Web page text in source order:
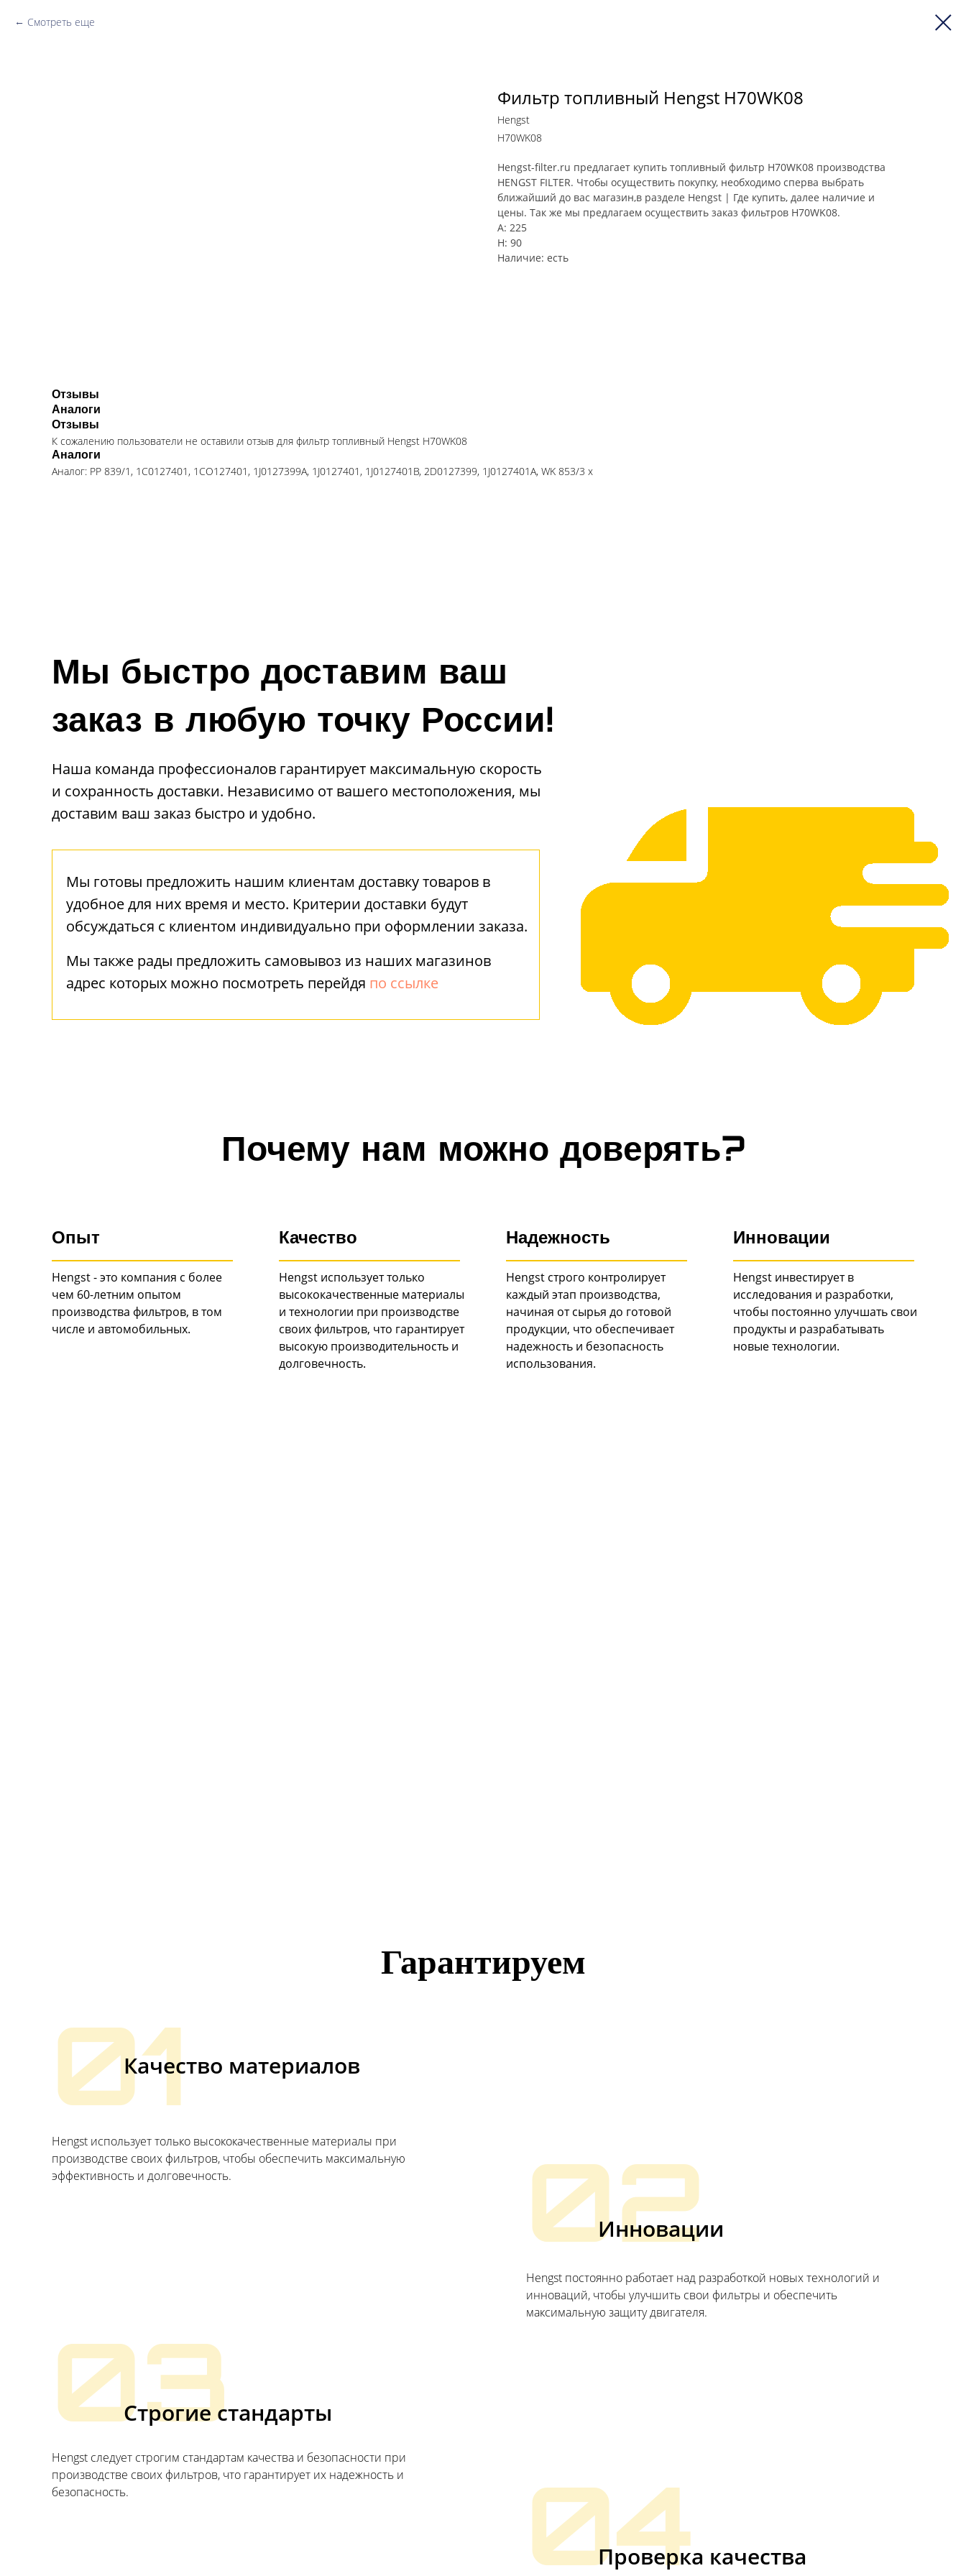
Смотреть еще
Фильтр топливный Hengst H70WK08
Hengst
H70WK08
Hengst-filter.ru предлагает купить топливный фильтр H70WK08 производства
HENGST FILTER. Чтобы осуществить покупку, необходимо сперва выбрать
ближайший до вас магазин,в разделе Hengst | Где купить, далее наличие и
цены. Так же мы предлагаем осуществить заказ фильтров H70WK08.
A: 225
H: 90
Наличие: есть
Отзывы
Аналоги
Отзывы
К сожалению пользователи не оставили отзыв для фильтр топливный Hengst H70WK08
Аналоги
Аналог: PP 839/1, 1C0127401, 1CO127401, 1J0127399A, 1J0127401, 1J0127401B, 2D0127399, 1J0127401A, WK 853/3 x
Мы быстро доставим ваш
заказ в любую точку России!
Мы готовы предложить нашим клиентам доставку товаров в
удобное для них время и место. Критерии доставки будут
обсуждаться с клиентом индивидуально при оформлении заказа.
Мы также рады предложить самовывоз из наших магазинов
адрес которых можно посмотреть перейдя по ссылке
Наша команда профессионалов гарантирует максимальную скорость
и сохранность доставки. Независимо от вашего местоположения, мы
доставим ваш заказ быстро и удобно.
Почему нам можно доверять?
Опыт
Hengst - это компания с более
чем 60-летним опытом
производства фильтров, в том
числе и автомобильных.
Качество Надежность
Hengst использует только
высококачественные материалы
и технологии при производстве
своих фильтров, что гарантирует
высокую производительность и
долговечность.
Инновации
Hengst строго контролирует
каждый этап производства,
начиная от сырья до готовой
продукции, что обеспечивает
надежность и безопасность
использования.
Hengst инвестирует в
исследования и разработки,
чтобы постоянно улучшать свои
продукты и разрабатывать
новые технологии.
Гарантируем
01Качество материалов
Hengst использует только высококачественные материалы при
производстве своих фильтров, чтобы обеспечить максимальную
эффективность и долговечность.
02
Инновации
Hengst постоянно работает над разработкой новых технологий и
инноваций, чтобы улучшить свои фильтры и обеспечить
максимальную защиту двигателя.
03
Строгие стандарты
Hengst следует строгим стандартам качества и безопасности при
производстве своих фильтров, что гарантирует их надежность и
безопасность.
04
Проверка качества